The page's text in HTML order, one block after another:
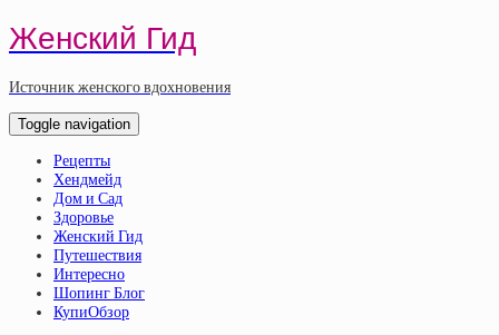
Женский Гид
Источник женского вдохновения
Toggle navigation
Рецепты
Хендмейд
Дом и Сад
Здоровье
Женский Гид
Путешествия
Интересно
Шопинг Блог
КупиОбзор